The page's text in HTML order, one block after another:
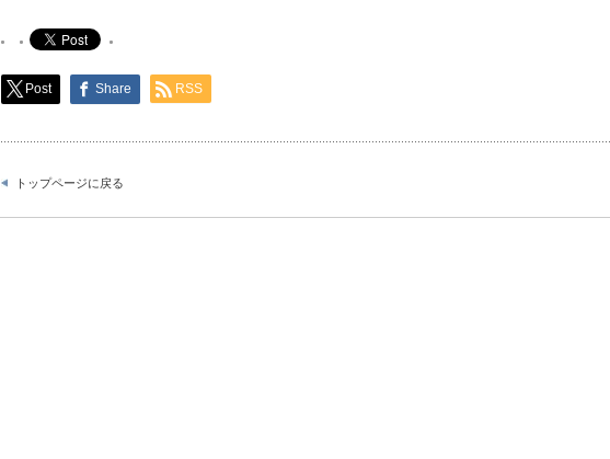
Post Share RSS
トップページに戻る